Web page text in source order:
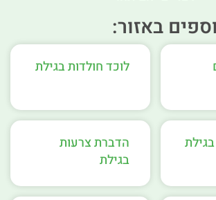
באזור:
לוכד חולדות בגילת
הדברת צרעות
בגילת